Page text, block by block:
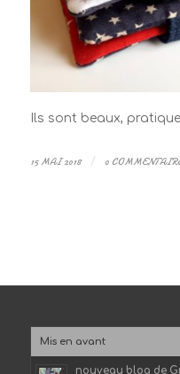
Ils sont beaux,
15 MAI 2018 / 0
Mis en avant
nouveau blog de